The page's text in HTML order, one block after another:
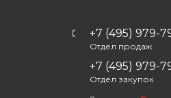
+7 (495) 979-
Отдел продаж
+7 (495) 979-
Отдел закупок